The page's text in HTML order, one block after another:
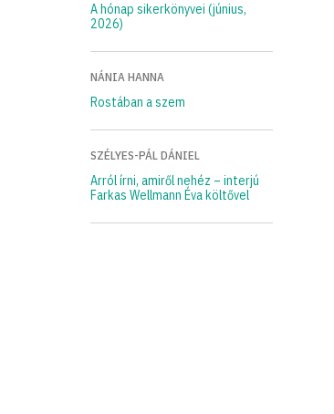
A hónap sikerkönyvei (június,
2026)
NÁNIA HANNA
Rostában a szem
SZÉLYES-PÁL DÁNIEL
Arról írni, amiről nehéz – interjú
Farkas Wellmann Éva költővel